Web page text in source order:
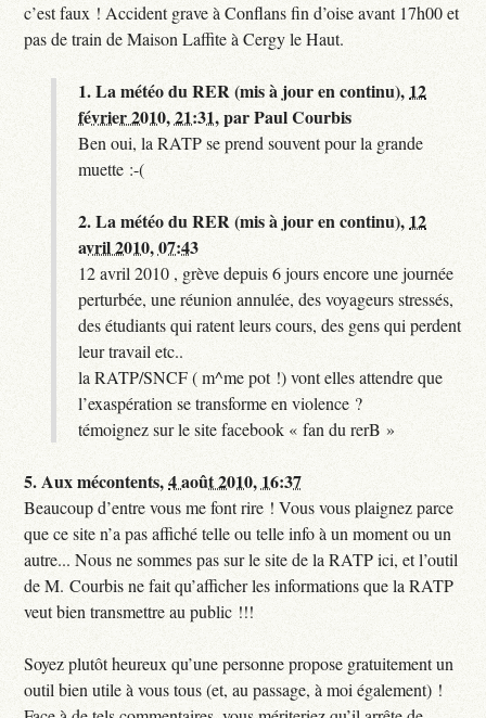
c’est faux ! Accident grave à Conflans fin d’oise avant 17h00 et
pas de train de Maison Laffite à Cergy le Haut.
1.La météo du RER (mis à jour en continu), 12
février 2010, 21:31,parPaul Courbis
Ben oui, la RATP se prend souvent pour la grande
muette :-(
2.La météo du RER (mis à jour en continu), 12
avril 2010, 07:43
12 avril 2010 , grève depuis 6 jours encore une journée
perturbée, une réunion annulée, des voyageurs stressés,
des étudiants qui ratent leurs cours, des gens qui perdent
leur travail etc..
la RATP/SNCF ( m^me pot !) vont elles attendre que
l’exaspération se transforme en violence ?
témoignez sur le site facebook « fan du rerB »
5.Aux mécontents,4 août 2010, 16:37
Beaucoup d’entre vous me font rire ! Vous vous plaignez parce
que ce site n’a pas affiché telle ou telle info à un moment ou un
autre... Nous ne sommes pas sur le site de la RATP ici, et l’outil
de M. Courbis ne fait qu’afficher les informations que la RATP
veut bien transmettre au public !!!
Soyez plutôt heureux qu’une personne propose gratuitement un
outil bien utile à vous tous (et, au passage, à moi également) !